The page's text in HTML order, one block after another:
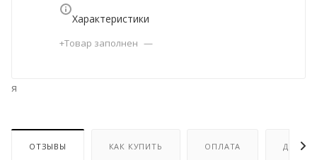
Характеристики
+Товар заполнен —
я
ОТЗЫВЫ КАК КУПИТЬ ОПЛАТА